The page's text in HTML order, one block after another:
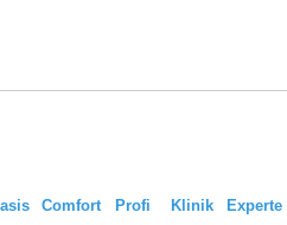
Comfort Profi Klinik Experte